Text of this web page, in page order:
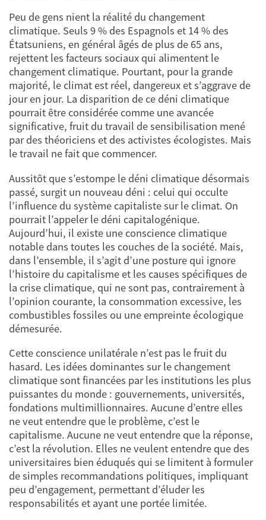
Peu de gens nient la réalité du changement
climatique. Seuls 9 % des Espagnols et 14 % des
Étatsuniens, en général âgés de plus de 65 ans,
rejettent les facteurs sociaux qui alimentent le
changement climatique. Pourtant, pour la grande
majorité, le climat est réel, dangereux et s’aggrave de
jour en jour. La disparition de ce déni climatique
pourrait être considérée comme une avancée
significative, fruit du travail de sensibilisation mené
par des théoriciens et des activistes écologistes. Mais
le travail ne fait que commencer.
Aussitôt que s’estompe le déni climatique désormais
passé, surgit un nouveau déni : celui qui occulte
l’influence du système capitaliste sur le climat. On
pourrait l’appeler le déni capitalogénique.
Aujourd’hui, il existe une conscience climatique
notable dans toutes les couches de la société. Mais,
dans l’ensemble, il s’agit d’une posture qui ignore
l’histoire du capitalisme et les causes spécifiques de
la crise climatique, qui ne sont pas, contrairement à
l’opinion courante, la consommation excessive, les
combustibles fossiles ou une empreinte écologique
démesurée.
Cette conscience unilatérale n’est pas le fruit du
hasard. Les idées dominantes sur le changement
climatique sont financées par les institutions les plus
puissantes du monde : gouvernements, universités,
fondations multimillionnaires. Aucune d’entre elles
ne veut entendre que le problème, c’est le
capitalisme. Aucune ne veut entendre que la réponse,
c’est la révolution. Elles ne veulent entendre que des
universitaires bien éduqués qui se limitent à formuler
de simples recommandations politiques, impliquant
peu d’engagement, permettant d’éluder les
responsabilités et ayant une portée limitée.